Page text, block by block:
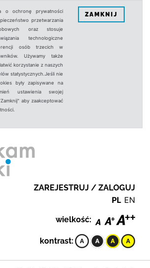
o ochronę prywatności
przetwarzania
oraz stosuje
technologiczne
osób trzecich w
Używamy także
korzystanie z naszych
statystycznych.Jeśli nie
były zapisywane na
ustawienia swojej
aby zaakceptować
ZAMKNIJ
ZAREJESTRUJ / ZALOGUJ
PL EN
wielkość:
kontrast: